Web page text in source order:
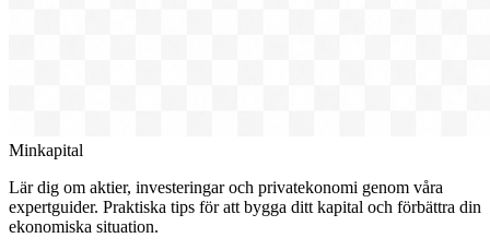
Minkapital
Lär dig om aktier, investeringar och privatekonomi genom våra
expertguider. Praktiska tips för att bygga ditt kapital och förbättra din
ekonomiska situation.